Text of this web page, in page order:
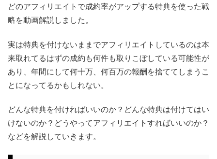
どのアフィリエイトで成約率がアップする特典を使った戦
略を動画解説しました。
実は特典を付けないままでアフィリエイトしているのは本
来取れてるはずの成約も何件も取りこぼしている可能性が
あり、年間にして何十万、何百万の報酬を捨ててしまうこ
とになってるかもしれない。
どんな特典を付ければいいのか？どんな特典は付けてはい
けないのか？どうやってアフィリエイトすればいいのか？
などを解説していきます。